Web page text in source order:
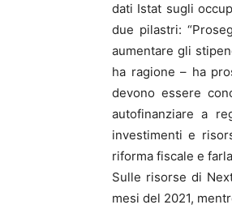
dati Istat sugli
due pilastri:
aumentare gli
ha ragione – ha
devono essere
autofinanziare a
investimenti e
riforma fiscale e
Sulle risorse di
mesi del 2021,